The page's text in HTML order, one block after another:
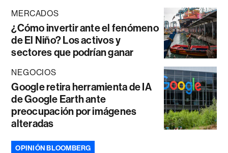
MERCADOS
¿Cómo invertir ante el fenómeno
de El Niño? Los activos y
sectores que podrían ganar
NEGOCIOS
Google retira herramienta de IA
de Google Earth ante
preocupación por imágenes
alteradas
OPINIÓN BLOOMBERG